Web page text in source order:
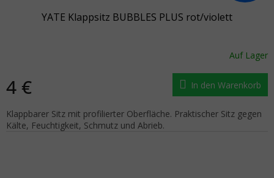
YATE Klappsitz BUBBLES PLUS rot/violett
Auf Lager
4 € In den Warenkorb
Klappbarer Sitz mit profilierter Oberfläche. Praktischer Sitz gegen
Kälte, Feuchtigkeit, Schmutz und Abrieb.